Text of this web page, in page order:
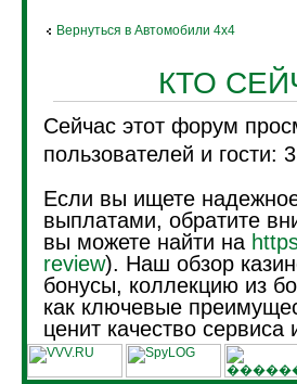
Вернуться в Автомобили 4х4
КТО
Сейчас этот форум
пользователей и гости: 3
Если вы ищете
выплатами, обратите
вы можете найти на
review). Наш обзор
бонусы, коллекцию из
как ключевые
ценит качество